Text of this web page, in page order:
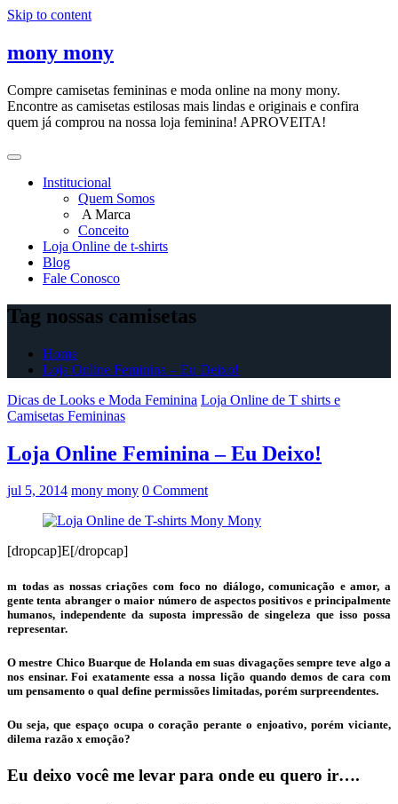
Skip to content
mony mony
Compre camisetas femininas e moda online na mony mony.
Encontre as camisetas estilosas mais lindas e originais e confira
quem já comprou na nossa loja feminina! APROVEITA!
Institucional
Quem Somos
A Marca
Conceito
Loja Online de t-shirts
Blog
Fale Conosco
Tag nossas camisetas
Home
Loja Online Feminina – Eu Deixo!
Dicas de Looks e Moda Feminina Loja Online de T shirts e
Camisetas Femininas
Loja Online Feminina – Eu Deixo!
jul 5, 2014 mony mony 0 Comment
[dropcap]E[/dropcap]
m todas as nossas criações com foco no diálogo, comunicação e amor, a
gente tenta abranger o maior número de aspectos positivos e principalmente
humanos, independente da suposta impressão de singeleza que isso possa
representar.
O mestre Chico Buarque de Holanda em suas divagações sempre teve algo a
nos ensinar. Foi exatamente essa a nossa lição quando demos de cara com
um pensamento o qual define permissões limitadas, porém surpreendentes.
Ou seja, que espaço ocupa o coração perante o enjoativo, porém viciante,
dilema razão x emoção?
Eu deixo você me levar para onde eu quero ir….